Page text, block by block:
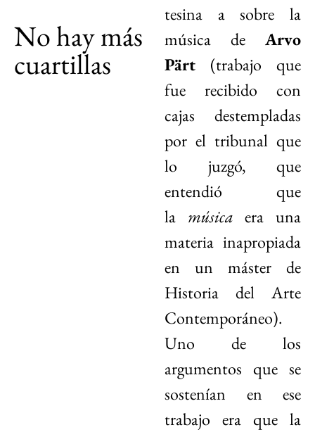
No hay más
cuartillas
tesina a sobre la
música de Arvo
Pärt (trabajo que
fue recibido con
cajas destempladas
por el tribunal que
lo juzgó, que
entendió que
la música era una
materia inapropiada
en un máster de
Historia del Arte
Contemporáneo).
Uno de los
argumentos que se
sostenían en ese
trabajo era que la